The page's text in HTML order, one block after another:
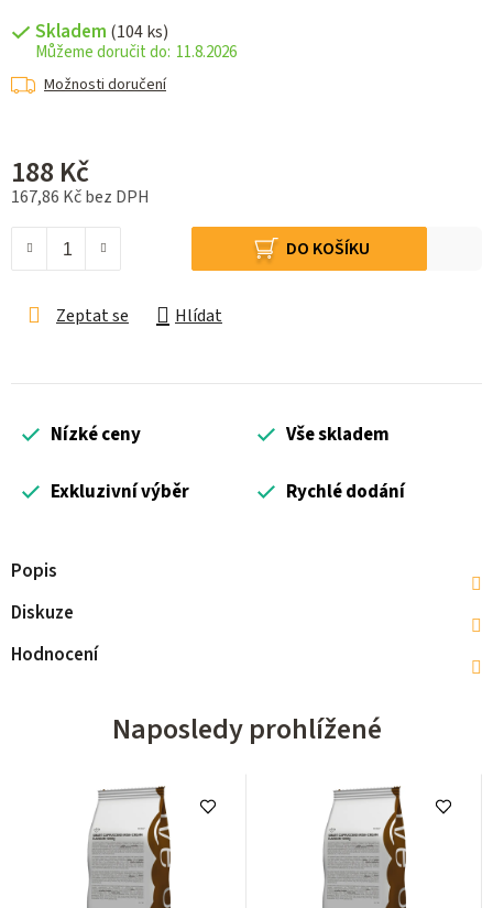
Skladem (104 ks)
11.8.2026
Možnosti doručení
188 Kč
167,86 Kč bez DPH
DO KOŠÍKU
Zeptat se Hlídat
Nízké ceny Vše skladem
Exkluzivní výběr Rychlé dodání
Popis
Diskuze
Hodnocení
Naposledy prohlížené